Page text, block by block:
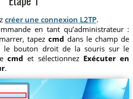
créer une connexion L2TP.
en tant qu’administrateur :
tapezcmd dans le champ de
le bouton droit de la souris sur le
cmd et sélectionnez Exécuter en
.